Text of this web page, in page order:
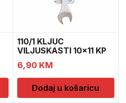
110/1 KLJUC
VILJUSKASTI 10×11 KP
6,90 KM
Dodaj u košaricu